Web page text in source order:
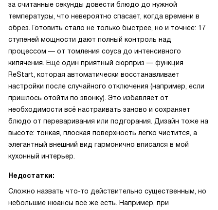
за считанные секунды довести блюдо до нужной
температуры, что невероятно спасает, когда времени в
обрез. Готовить стало не только быстрее, но и точнее: 17
ступеней мощности дают полный контроль над
процессом — от томления соуса до интенсивного
кипячения. Ещё один приятный сюрприз — функция
ReStart, которая автоматически восстанавливает
настройки после случайного отключения (например, если
пришлось отойти по звонку). Это избавляет от
необходимости всё настраивать заново и сохраняет
блюдо от переваривания или подгорания. Дизайн тоже на
высоте: тонкая, плоская поверхность легко чистится, а
элегантный внешний вид гармонично вписался в мой
кухонный интерьер.
Недостатки:
Сложно назвать что-то действительно существенным, но
небольшие нюансы всё же есть. Например, при